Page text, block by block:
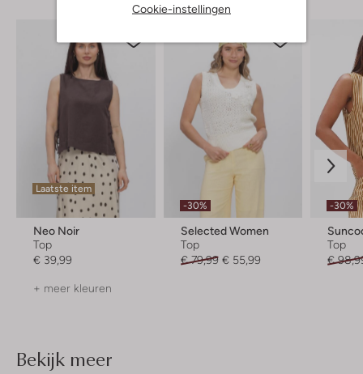
Cookie-instellingen
Laatste item
Neo Noir
Top
€ 39,99
+ meer kleuren
-30%
Selected Women
Top
€ 79,99 € 55,99
-30%
Top
€
Bekijk meer